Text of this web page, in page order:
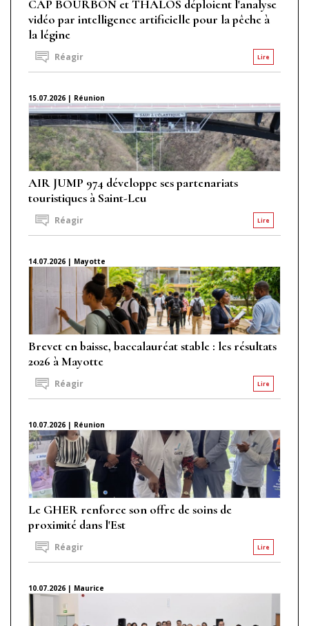
CAP BOURBON et THALOS déploient l'analyse
vidéo par intelligence artificielle pour la pêche à
la légine
Lire
Réagir
15.07.2026 | Réunion
AIR JUMP 974 développe ses partenariats
touristiques à Saint-Leu
Lire
Réagir
14.07.2026 | Mayotte
Brevet en baisse, baccalauréat stable : les résultats
2026 à Mayotte
Lire
Réagir
10.07.2026 | Réunion
Le GHER renforce son offre de soins de
proximité dans l'Est
Lire
Réagir
10.07.2026 | Maurice